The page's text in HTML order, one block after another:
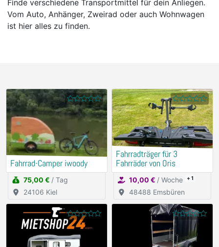
Finde verschiedene Transportmittel für dein Anliegen.
Vom Auto, Anhänger, Zweirad oder auch Wohnwagen
ist hier alles zu finden.
Fahrrad-Camper iwoody
75,00 € / Tag
24106 Kiel
Fahrradträger für 3
Fahrräder von Oris
10,00 € / Woche + 1
48488 Emsbüren